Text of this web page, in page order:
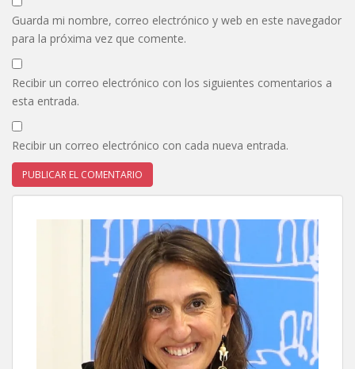
Guarda mi nombre, correo electrónico y web en este navegador
para la próxima vez que comente.
Recibir un correo electrónico con los siguientes comentarios a
esta entrada.
Recibir un correo electrónico con cada nueva entrada.